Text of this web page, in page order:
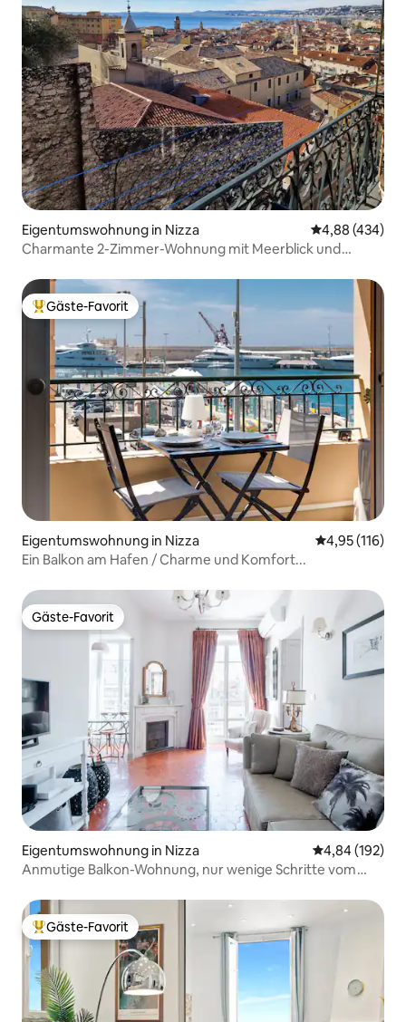
Eigentumswohnung in Nizza
4,88 (434)
Charmante 2-Zimmer-Wohnung mit Meerblick und
Beliebter Gäste-Favorit.
Gäste-Favorit
Eigentumswohnung in Nizza
4,95 (116)
Ein Balkon am Hafen / Charme und Komfort...
Gäste-Favorit
Gäste-Favorit
Eigentumswohnung in Nizza
4,84 (192)
Anmutige Balkon-Wohnung, nur wenige Schritte vom
Beliebter Gäste-Favorit.
Gäste-Favorit